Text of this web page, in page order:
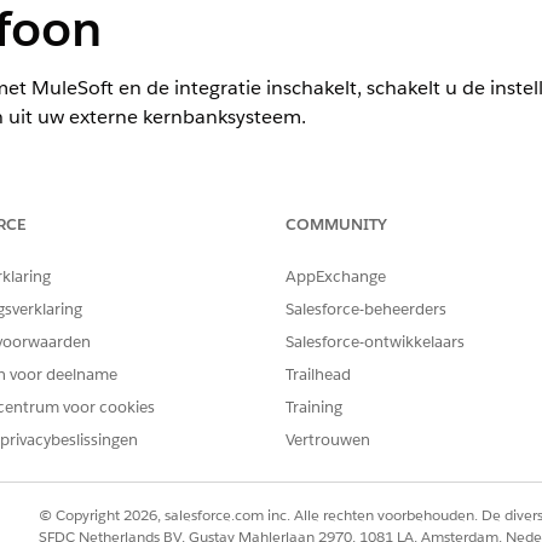
MuleSoft en de integratie inschakelt, schakelt u de
uw externe kernbanksysteem.
BENODIGDE GEBRUIKERSMACHTIGINGEN
worden accountgegevens opgehaald uit
.
exemplaren.
van integraties
op in het vak Snel zoeken en selecteer
Integrations op
Ik accepteer de algemene voorwaarden
exemplaar.
op Volgende.
en -wachtwoord in en meld u aan.
voor deelname
voor cookies
COMMUNITY
AppExchange
Salesforce-beheerders
Salesforce-ontwikkelaars
Trailhead
Training
Vertrouwen
© Copyright 2026, salesforce.com inc. Alle rechten voorbehouden. De
SFDC Netherlands BV, Gustav Mahlerlaan 2970, 1081 LA, Amsterdam,